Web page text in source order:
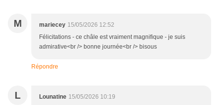
M mariecey 15/05/2026 12:52
Félicitations - ce châle est vraiment magnifique - je suis
admirative<br /> bonne journée<br /> bisous
Répondre
L Lounatine 15/05/2026 10:19